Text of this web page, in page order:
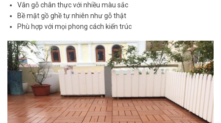
Vân gỗ chân thực với nhiều màu sắc
Bề mặt gồ ghề tự nhiên như gỗ thật
Phù hợp với mọi phong cách kiến trúc